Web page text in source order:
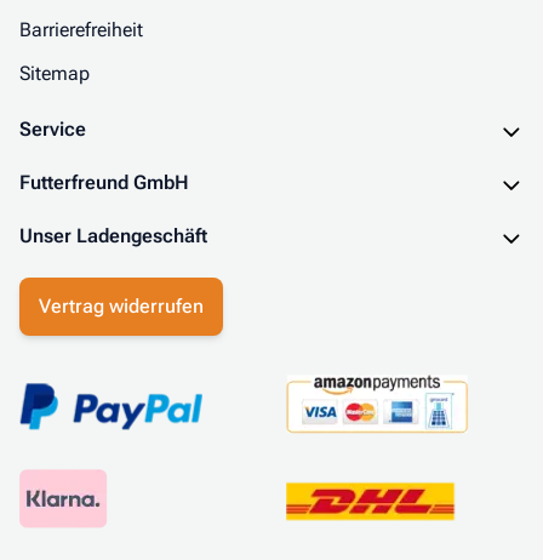
Barrierefreiheit
Sitemap
Service
Futterfreund GmbH
Unser Ladengeschäft
Vertrag widerrufen